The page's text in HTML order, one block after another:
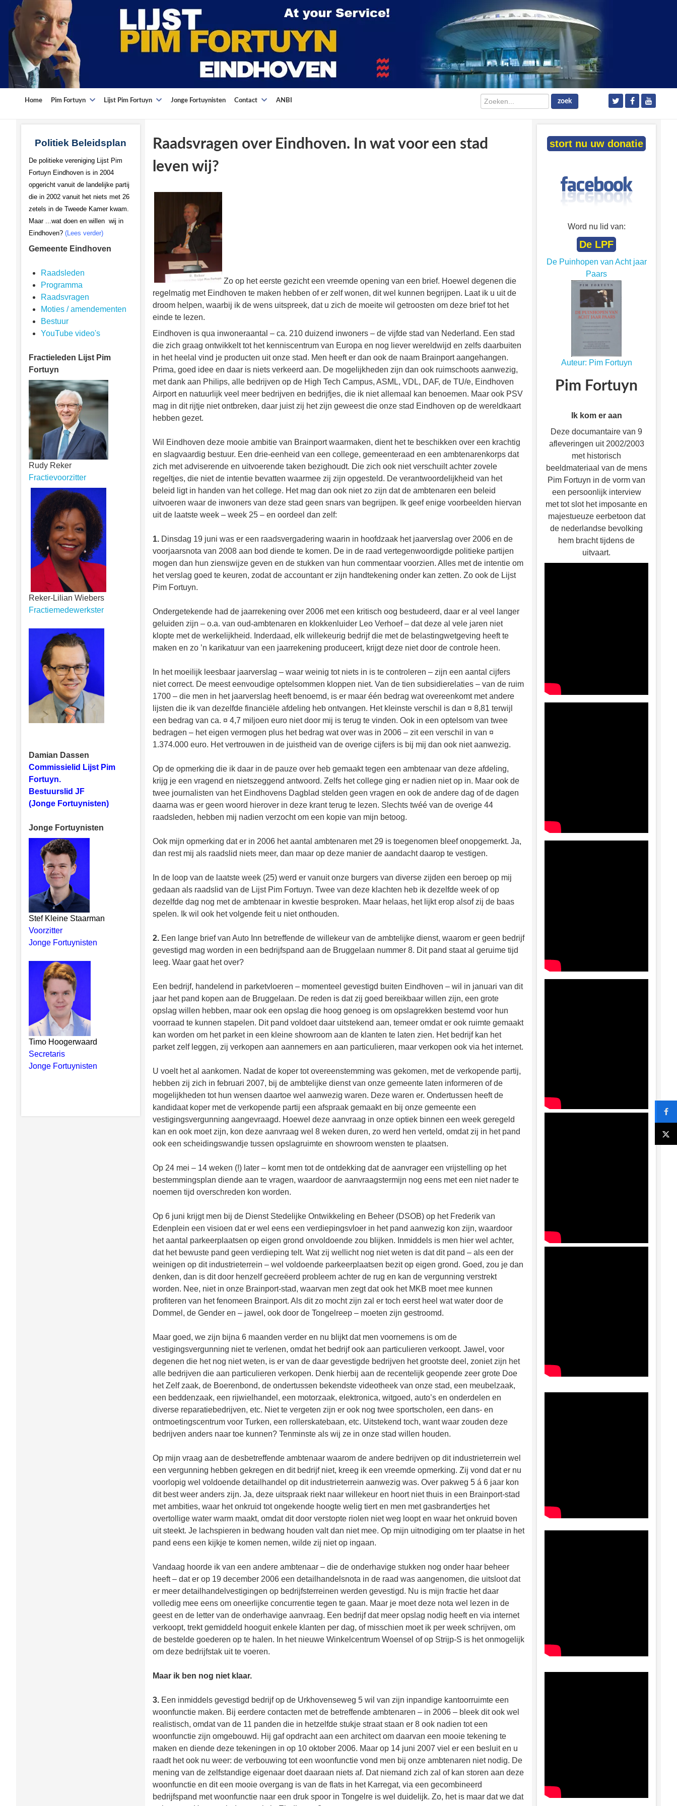
Home Pim Fortuyn Lijst Pim Fortuyn Jonge Fortuynisten Contact ANBI Zoeken... zoek
Politiek Beleidsplan
De politieke vereniging Lijst Pim
Fortuyn Eindhoven is in 2004
opgericht vanuit de landelijke partij
die in 2002 vanuit het niets met 26
zetels in de Tweede Kamer kwam.
Maar ...wat doen en willen wij in
Eindhoven? (Lees verder)
Gemeente Eindhoven
Raadsleden
Programma
Raadsvragen
Moties / amendementen
Bestuur
YouTube video's
Fractieleden Lijst Pim
Fortuyn
Rudy Reker
Fractievoorzitter
Reker-Lilian Wiebers
Fractiemedewerkster
Damian Dassen
Commissielid Lijst Pim
Fortuyn.
Bestuurslid JF
(Jonge Fortuynisten)
Jonge Fortuynisten
Stef Kleine Staarman
Voorzitter
Jonge Fortuynisten
Timo Hoogerwaard
Secretaris
Jonge Fortuynisten
Raadsvragen over Eindhoven. In wat voor een stad
leven wij?
Zo op het eerste gezicht een vreemde opening van een brief. Hoewel degenen die
regelmatig met Eindhoven te maken hebben of er zelf wonen, dit wel kunnen begrijpen. Laat ik u uit de
droom helpen, waarbij ik de wens uitspreek, dat u zich de moeite wil getroosten om deze brief tot het
einde te lezen.
Eindhoven is qua inwoneraantal – ca. 210 duizend inwoners – de vijfde stad van Nederland. Een stad
die zich graag ontwikkelt tot het kenniscentrum van Europa en nog liever wereldwijd en zelfs daarbuiten
in het heelal vind je producten uit onze stad. Men heeft er dan ook de naam Brainport aangehangen.
Prima, goed idee en daar is niets verkeerd aan. De mogelijkheden zijn dan ook ruimschoots aanwezig,
met dank aan Philips, alle bedrijven op de High Tech Campus, ASML, VDL, DAF, de TU/e, Eindhoven
Airport en natuurlijk veel meer bedrijven en bedrijfjes, die ik niet allemaal kan benoemen. Maar ook PSV
mag in dit rijtje niet ontbreken, daar juist zij het zijn geweest die onze stad Eindhoven op de wereldkaart
hebben gezet.
Wil Eindhoven deze mooie ambitie van Brainport waarmaken, dient het te beschikken over een krachtig
en slagvaardig bestuur. Een drie-eenheid van een college, gemeenteraad en een ambtenarenkorps dat
zich met adviserende en uitvoerende taken bezighoudt. Die zich ook niet verschuilt achter zovele
regeltjes, die niet de intentie bevatten waarmee zij zijn opgesteld. De verantwoordelijkheid van het
beleid ligt in handen van het college. Het mag dan ook niet zo zijn dat de ambtenaren een beleid
uitvoeren waar de inwoners van deze stad geen snars van begrijpen. Ik geef enige voorbeelden hiervan
uit de laatste week – week 25 – en oordeel dan zelf:
1. Dinsdag 19 juni was er een raadsvergadering waarin in hoofdzaak het jaarverslag over 2006 en de
voorjaarsnota van 2008 aan bod diende te komen. De in de raad vertegenwoordigde politieke partijen
mogen dan hun zienswijze geven en de stukken van hun commentaar voorzien. Alles met de intentie om
het verslag goed te keuren, zodat de accountant er zijn handtekening onder kan zetten. Zo ook de Lijst
Pim Fortuyn.
Ondergetekende had de jaarrekening over 2006 met een kritisch oog bestudeerd, daar er al veel langer
geluiden zijn – o.a. van oud-ambtenaren en klokkenluider Leo Verhoef – dat deze al vele jaren niet
klopte met de werkelijkheid. Inderdaad, elk willekeurig bedrijf die met de belastingwetgeving heeft te
maken en zo ’n karikatuur van een jaarrekening produceert, krijgt deze niet door de controle heen.
In het moeilijk leesbaar jaarverslag – waar weinig tot niets in is te controleren – zijn een aantal cijfers
niet correct. De meest eenvoudige optelsommen kloppen niet. Van de tien subsidierelaties – van de ruim
1700 – die men in het jaarverslag heeft benoemd, is er maar één bedrag wat overeenkomt met andere
lijsten die ik van dezelfde financiële afdeling heb ontvangen. Het kleinste verschil is dan ¤ 8,81 terwijl
een bedrag van ca. ¤ 4,7 miljoen euro niet door mij is terug te vinden. Ook in een optelsom van twee
bedragen – het eigen vermogen plus het bedrag wat over was in 2006 – zit een verschil in van ¤
1.374.000 euro. Het vertrouwen in de juistheid van de overige cijfers is bij mij dan ook niet aanwezig.
Op de opmerking die ik daar in de pauze over heb gemaakt tegen een ambtenaar van deze afdeling,
krijg je een vragend en nietszeggend antwoord. Zelfs het college ging er nadien niet op in. Maar ook de
twee journalisten van het Eindhovens Dagblad stelden geen vragen en ook de andere dag of de dagen
daarna was er geen woord hierover in deze krant terug te lezen. Slechts twéé van de overige 44
raadsleden, hebben mij nadien verzocht om een kopie van mijn betoog.
Ook mijn opmerking dat er in 2006 het aantal ambtenaren met 29 is toegenomen bleef onopgemerkt. Ja,
dan rest mij als raadslid niets meer, dan maar op deze manier de aandacht daarop te vestigen.
In de loop van de laatste week (25) werd er vanuit onze burgers van diverse zijden een beroep op mij
gedaan als raadslid van de Lijst Pim Fortuyn. Twee van deze klachten heb ik dezelfde week of op
dezelfde dag nog met de ambtenaar in kwestie besproken. Maar helaas, het lijkt erop alsof zij de baas
spelen. Ik wil ook het volgende feit u niet onthouden.
2. Een lange brief van Auto Inn betreffende de willekeur van de ambtelijke dienst, waarom er geen bedrijf
gevestigd mag worden in een bedrijfspand aan de Bruggelaan nummer 8. Dit pand staat al geruime tijd
leeg. Waar gaat het over?
Een bedrijf, handelend in parketvloeren – momenteel gevestigd buiten Eindhoven – wil in januari van dit
jaar het pand kopen aan de Bruggelaan. De reden is dat zij goed bereikbaar willen zijn, een grote
opslag willen hebben, maar ook een opslag die hoog genoeg is om opslagrekken bestemd voor hun
voorraad te kunnen stapelen. Dit pand voldoet daar uitstekend aan, temeer omdat er ook ruimte gemaakt
kan worden om het parket in een kleine showroom aan de klanten te laten zien. Het bedrijf kan het
parket zelf leggen, zij verkopen aan aannemers en aan particulieren, maar verkopen ook via het internet.
U voelt het al aankomen. Nadat de koper tot overeenstemming was gekomen, met de verkopende partij,
hebben zij zich in februari 2007, bij de ambtelijke dienst van onze gemeente laten informeren of de
mogelijkheden tot hun wensen daartoe wel aanwezig waren. Deze waren er. Ondertussen heeft de
kandidaat koper met de verkopende partij een afspraak gemaakt en bij onze gemeente een
vestigingsvergunning aangevraagd. Hoewel deze aanvraag in onze optiek binnen een week geregeld
kan en ook moet zijn, kon deze aanvraag wel 8 weken duren, zo werd hen verteld, omdat zij in het pand
ook een scheidingswandje tussen opslagruimte en showroom wensten te plaatsen.
Op 24 mei – 14 weken (!) later – komt men tot de ontdekking dat de aanvrager een vrijstelling op het
bestemmingsplan diende aan te vragen, waardoor de aanvraagstermijn nog eens met een niet nader te
noemen tijd overschreden kon worden.
Op 6 juni krijgt men bij de Dienst Stedelijke Ontwikkeling en Beheer (DSOB) op het Frederik van
Edenplein een visioen dat er wel eens een verdiepingsvloer in het pand aanwezig kon zijn, waardoor
het aantal parkeerplaatsen op eigen grond onvoldoende zou blijken. Inmiddels is men hier wel achter,
dat het bewuste pand geen verdieping telt. Wat zij wellicht nog niet weten is dat dit pand – als een der
weinigen op dit industrieterrein – wel voldoende parkeerplaatsen bezit op eigen grond. Goed, zou je dan
denken, dan is dit door henzelf gecreëerd probleem achter de rug en kan de vergunning verstrekt
worden. Nee, niet in onze Brainport-stad, waarvan men zegt dat ook het MKB moet mee kunnen
profiteren van het fenomeen Brainport. Als dit zo mocht zijn zal er toch eerst heel wat water door de
Dommel, de Gender en – jawel, ook door de Tongelreep – moeten zijn gestroomd.
Maar goed, we zijn bijna 6 maanden verder en nu blijkt dat men voornemens is om de
vestigingsvergunning niet te verlenen, omdat het bedrijf ook aan particulieren verkoopt. Jawel, voor
degenen die het nog niet weten, is er van de daar gevestigde bedrijven het grootste deel, zoniet zijn het
alle bedrijven die aan particulieren verkopen. Denk hierbij aan de recentelijk geopende zeer grote Doe
het Zelf zaak, de Boerenbond, de ondertussen bekendste videotheek van onze stad, een meubelzaak,
een beddenzaak, een rijwielhandel, een motorzaak, elektronica, witgoed, auto’s en onderdelen en
diverse reparatiebedrijven, etc. Niet te vergeten zijn er ook nog twee sportscholen, een dans- en
ontmoetingscentrum voor Turken, een rollerskatebaan, etc. Uitstekend toch, want waar zouden deze
bedrijven anders naar toe kunnen? Tenminste als wij ze in onze stad willen houden.
Op mijn vraag aan de desbetreffende ambtenaar waarom de andere bedrijven op dit industrieterrein wel
een vergunning hebben gekregen en dit bedrijf niet, kreeg ik een vreemde opmerking. Zij vond dat er nu
voorlopig wel voldoende detailhandel op dit industrieterrein aanwezig was. Over pakweg 5 á 6 jaar kon
dit best weer anders zijn. Ja, deze uitspraak riekt naar willekeur en hoort niet thuis in een Brainport-stad
met ambities, waar het onkruid tot ongekende hoogte welig tiert en men met gasbrandertjes het
overtollige water warm maakt, omdat dit door verstopte riolen niet weg loopt en waar het onkruid boven
uit steekt. Je lachspieren in bedwang houden valt dan niet mee. Op mijn uitnodiging om ter plaatse in het
pand eens een kijkje te komen nemen, wilde zij niet op ingaan.
Vandaag hoorde ik van een andere ambtenaar – die de onderhavige stukken nog onder haar beheer
heeft – dat er op 19 december 2006 een detailhandelsnota in de raad was aangenomen, die uitsloot dat
er meer detailhandelvestigingen op bedrijfsterreinen werden gevestigd. Nu is mijn fractie het daar
volledig mee eens om oneerlijke concurrentie tegen te gaan. Maar je moet deze nota wel lezen in de
geest en de letter van de onderhavige aanvraag. Een bedrijf dat meer opslag nodig heeft en via internet
verkoopt, trekt gemiddeld hooguit enkele klanten per dag, of misschien moet ik per week schrijven, om
de bestelde goederen op te halen. In het nieuwe Winkelcentrum Woensel of op Strijp-S is het onmogelijk
om deze bedrijfstak uit te voeren.
Maar ik ben nog niet klaar.
3. Een inmiddels gevestigd bedrijf op de Urkhovenseweg 5 wil van zijn inpandige kantoorruimte een
woonfunctie maken. Bij eerdere contacten met de betreffende ambtenaren – in 2006 – bleek dit ook wel
realistisch, omdat van de 11 panden die in hetzelfde stukje straat staan er 8 ook nadien tot een
woonfunctie zijn omgebouwd. Hij gaf opdracht aan een architect om daarvan een mooie tekening te
maken en diende deze tekeningen in op 10 oktober 2006. Maar op 14 juni 2007 viel er een besluit en u
raadt het ook nu weer: de verbouwing tot een woonfunctie vond men bij onze ambtenaren niet nodig. De
mening van de zelfstandige eigenaar doet daaraan niets af. Dat niemand zich zal of kan storen aan deze
woonfunctie en dit een mooie overgang is van de flats in het Karregat, via een gecombineerd
bedrijfspand met woonfunctie naar een druk spoor in Tongelre is wel duidelijk. Zo, het is maar dat we dat
stort nu uw donatie
Word nu lid van:
De LPF
De Puinhopen van Acht jaar
Paars
Auteur: Pim Fortuyn
Pim Fortuyn
Ik kom er aan
Deze documantaire van 9
afleveringen uit 2002/2003
met historisch
beeldmateriaal van de mens
Pim Fortuyn in de vorm van
een persoonlijk interview
met tot slot het imposante en
majestueuze eerbetoon dat
de nederlandse bevolking
hem bracht tijdens de
uitvaart.